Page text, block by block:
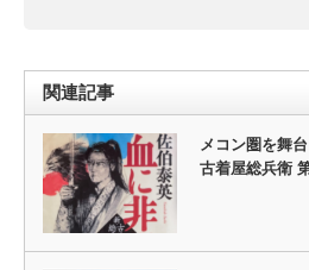
関連記事
メコン圏を舞
古着屋総兵衛